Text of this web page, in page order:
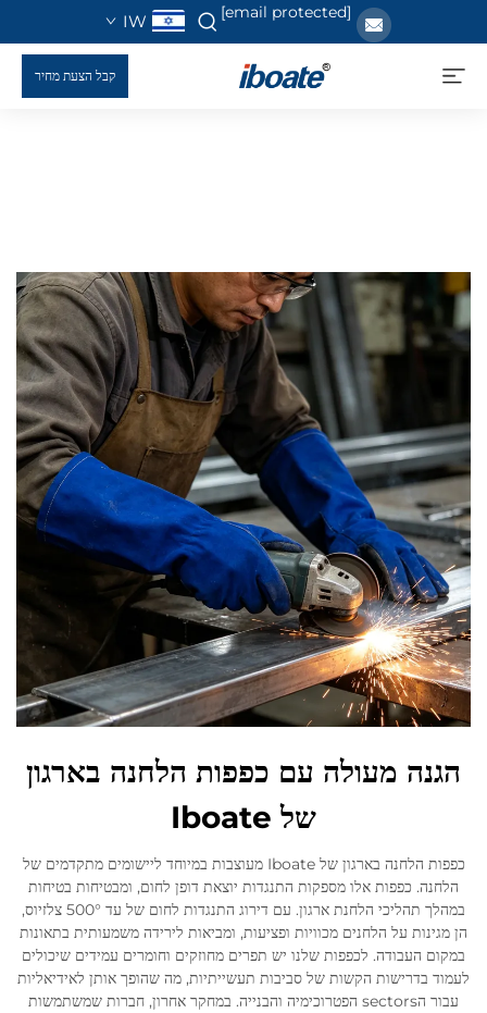
[email protected]
IW
קבל הצעת מחיר
הגנה מעולה עם כפפות הלחנה בארגון
של Iboate
כפפות הלחנה בארגון של Iboate מעוצבות במיוחד ליישומים מתקדמים של
הלחנה. כפפות אלו מספקות התנגדות יוצאת דופן לחום, ומבטיחות בטיחות
במהלך תהליכי הלחנת ארגון. עם דירוג התנגדות לחום של עד 500° צלזיוס,
הן מגינות על הלחנים מכוויות ופציעות, ומביאות לירידה משמעותית בתאונות
במקום העבודה. לכפפות שלנו יש תפרים מחוזקים וחומרים עמידים שיכולים
לעמוד בדרישות הקשות של סביבות תעשייתיות, מה שהופך אותן לאידיאליות
עבור הsectors הפטרוכימיה והבנייה. במחקר אחרון, חברות שמשתמשות